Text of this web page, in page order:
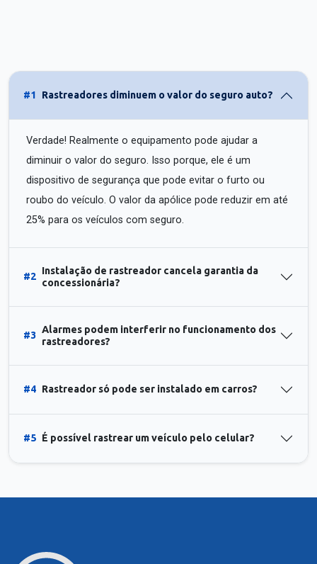
#1 Rastreadores diminuem o valor do seguro auto?
Verdade! Realmente o equipamento pode ajudar a
diminuir o valor do seguro. Isso porque, ele é um
dispositivo de segurança que pode evitar o furto ou
roubo do veículo. O valor da apólice pode reduzir em até
25% para os veículos com seguro.
#2
Instalação de rastreador cancela garantia da
concessionária?
#3
Alarmes podem interferir no funcionamento dos
rastreadores?
#4 Rastreador só pode ser instalado em carros?
#5 É possível rastrear um veículo pelo celular?